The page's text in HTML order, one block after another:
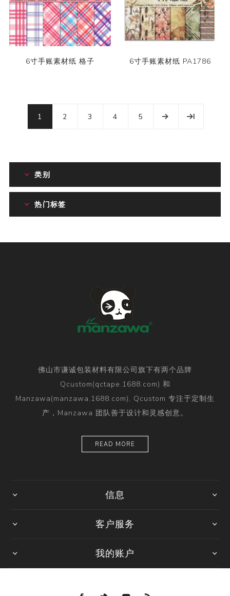
6寸手账素材纸 格子 6寸手账素材纸 PA1786
1 2 3 4 5
类别
热门标签
佛山市谦诚包装材料有限公司旗下有两个品牌
Qcustom(qctape.1688.com) 和
Manzawa(manzawa.1688.com), Qcustom 专注于定制生
产，Manzawa 团队善于设计和灵感创意。
READ MORE
信息
客户服务
我的账户